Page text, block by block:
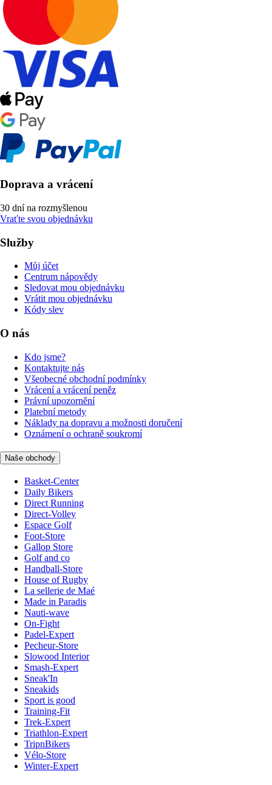
Doprava a vrácení
30 dní na rozmyšlenou
Vraťte svou objednávku
Služby
Můj účet
Centrum nápovědy
Sledovat mou objednávku
Vrátit mou objednávku
Kódy slev
O nás
Kdo jsme?
Kontaktujte nás
Všeobecné obchodní podmínky
Vrácení a vrácení peněz
Právní upozornění
Platební metody
Náklady na dopravu a možnosti doručení
Oznámení o ochraně soukromí
Naše obchody
Basket-Center
Daily Bikers
Direct Running
Direct-Volley
Espace Golf
Foot-Store
Gallop Store
Golf and co
Handball-Store
House of Rugby
La sellerie de Maé
Made in Paradis
Nauti-wave
On-Fight
Padel-Expert
Pecheur-Store
Slowood Interior
Smash-Expert
Sneak'In
Sneakids
Sport is good
Training-Fit
Trek-Expert
Triathlon-Expert
TripnBikers
Vélo-Store
Winter-Expert